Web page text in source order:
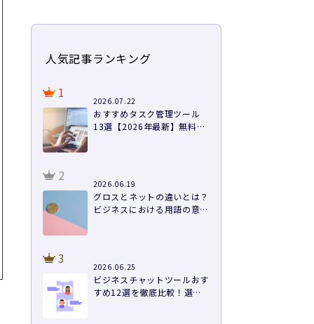
人気記事ランキング
1
2026.07.22
おすすめタスク管理ツール
13選【2026年最新】無料あ
2
2026.06.19
グロスとネットの違いとは？
ビジネスにおける用語の意味
3
2026.06.25
ビジネスチャットツールおす
すめ12選を徹底比較！選び